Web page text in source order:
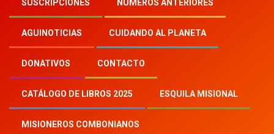
SUSCRIPCIONES NÚMEROS ANTERIORES
AGUINOTICIAS CUIDANDO AL PLANETA
DONATIVOS CONTACTO
CATÁLOGO DE LIBROS 2025 ESQUILA MISIONAL
MISIONEROS COMBONIANOS
Inicio 2025
27
Las Hermanas de María apoyan a los jóvenes
desfavorecidos de Tanzania
NOTICIAS